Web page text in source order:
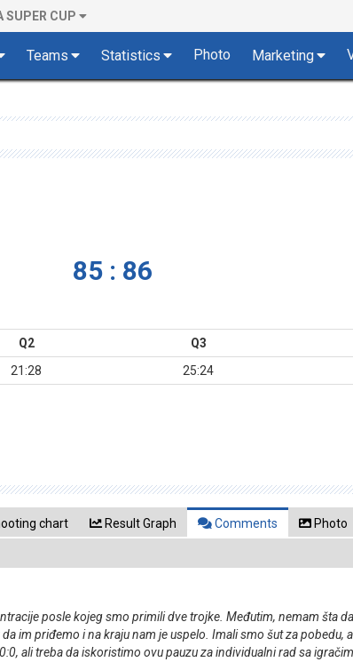
SUPER CUP
Teams Statistics Photo Marketing
85 : 86
Q2 Q3
21:28 25:24
chart Result Graph Comments Photo
posle kojeg smo primili dve trojke. Međutim, nemam šta
im priđemo i na kraju nam je uspelo. Imali smo šut za pobedu,
ali treba da iskoristimo ovu pauzu za individualni rad sa